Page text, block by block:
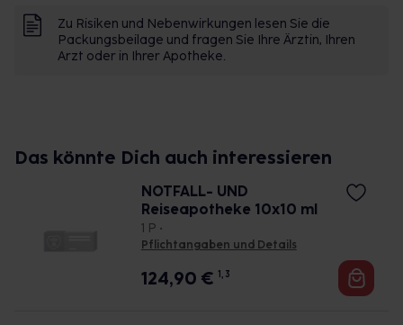
Zu Risiken und Nebenwirkungen lesen Sie die
Packungsbeilage und fragen Sie Ihre Ärztin, Ihren
Arzt oder in Ihrer Apotheke.
Das könnte Dich auch interessieren
NOTFALL- UND
Reiseapotheke 10x10 ml
1 P •
Pflichtangaben und Details
124,90 € 1, 3